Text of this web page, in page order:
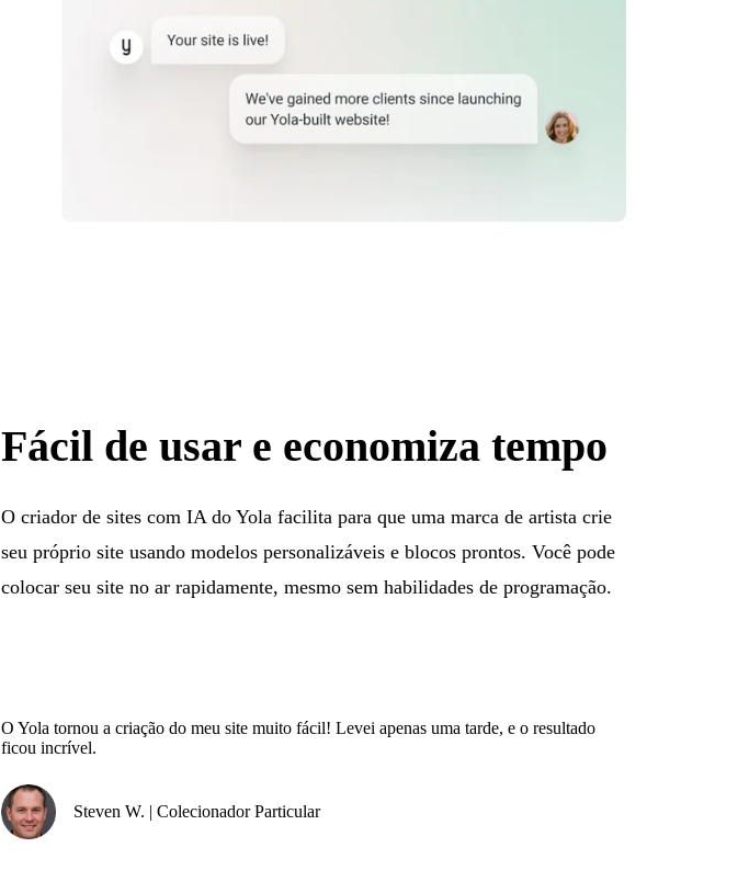
Fácil de usar e economiza tempo
O criador de sites com IA do Yola facilita para que uma marca de artista crie
seu próprio site usando modelos personalizáveis e blocos prontos. Você pode
colocar seu site no ar rapidamente, mesmo sem habilidades de programação.
O Yola tornou a criação do meu site muito fácil! Levei apenas uma tarde, e o resultado
ficou incrível.
Steven W. | Colecionador Particular